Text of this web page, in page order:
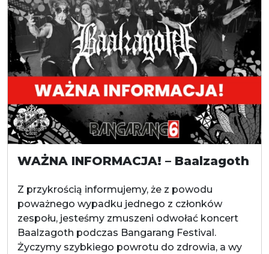
WAŻNA INFORMACJA! – Baalzagoth
Z przykrością informujemy, że z powodu
poważnego wypadku jednego z członków
zespołu, jesteśmy zmuszeni odwołać koncert
Baalzagoth podczas Bangarang Festival.
Życzymy szybkiego powrotu do zdrowia, a wy